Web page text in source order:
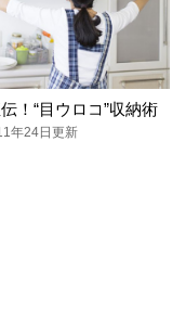
！“目ウロコ”収納術
年24日更新